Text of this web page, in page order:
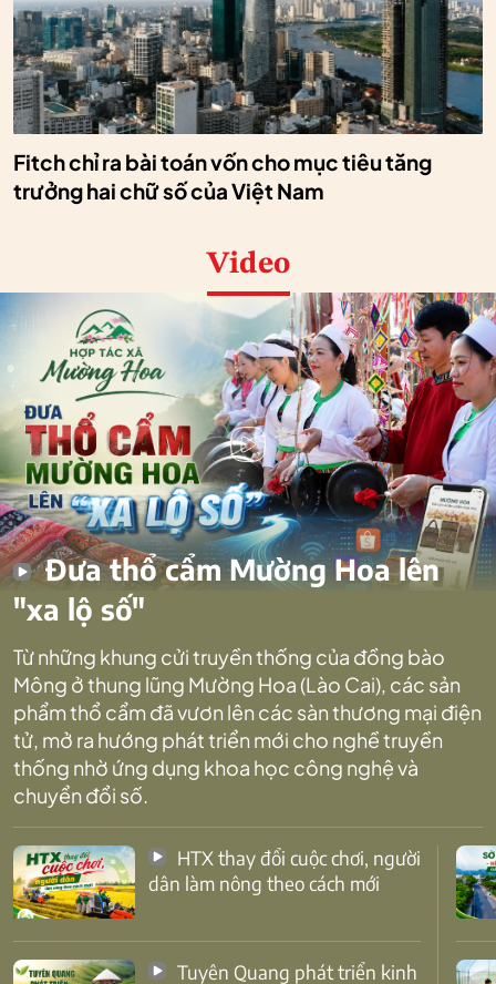
Fitch chỉ ra bài toán vốn cho mục tiêu tăng
trưởng hai chữ số của Việt Nam
Video
Đưa thổ cẩm Mường Hoa lên
"xa lộ số"
Từ những khung cửi truyền thống của đồng bào
Mông ở thung lũng Mường Hoa (Lào Cai), các sản
phẩm thổ cẩm đã vươn lên các sàn thương mại điện
tử, mở ra hướng phát triển mới cho nghề truyền
thống nhờ ứng dụng khoa học công nghệ và
chuyển đổi số.
dân làm nông theo cách mới